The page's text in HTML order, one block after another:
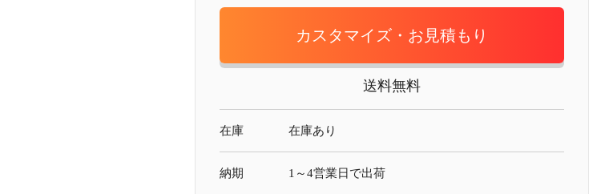
カスタマイズ・お見積もり
送料無料
在庫 在庫あり
納期 1～4営業日で出荷